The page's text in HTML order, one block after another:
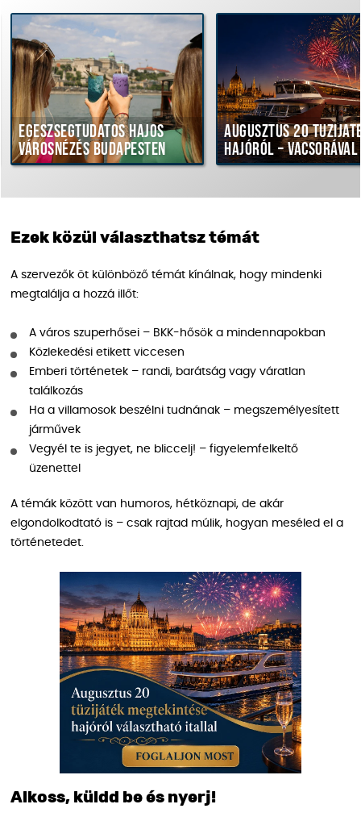
hajós
Budapesten
Augusztus 20 tűzijáték
hajóról – vacsorával
Ezek közül választhatsz témát
A szervezők öt különböző témát kínálnak, hogy mindenki
megtalálja a hozzá illőt:
A város szuperhősei – BKK-hősök a mindennapokban
Közlekedési etikett viccesen
Emberi történetek – randi, barátság vagy váratlan
találkozás
Ha a villamosok beszélni tudnának – megszemélyesített
járművek
Vegyél te is jegyet, ne bliccelj! – figyelemfelkeltő
üzenettel
A témák között van humoros, hétköznapi, de akár
elgondolkodtató is – csak rajtad múlik, hogyan meséled el a
történetedet.
Alkoss, küldd be és nyerj!